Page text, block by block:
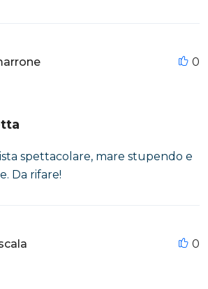
0
spettacolare, mare stupendo e
Da rifare!
0